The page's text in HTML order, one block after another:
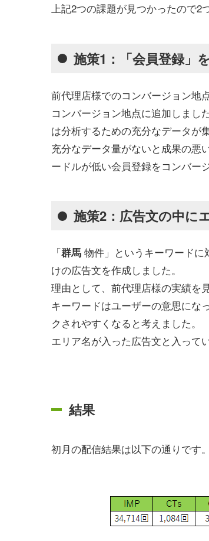
上記2つの課題が見つかったので2
施策1：「会員登録」
前代理店様でのコンバージョン地
コンバージョン地点に追加しまし
は分析するための充分なデータが
充分なデータ量がないと成果の悪
ードルが低い会員登録をコンバー
施策2：広告文の中に
「群馬 物件」というキーワードに
けの広告文を作成しました。
理由として、前代理店様の実績を
キーワードはユーザーの意思にな
クされやすくなると考えました。
エリア名が入った広告文と入って
結果
初月の配信結果は以下の通りです。